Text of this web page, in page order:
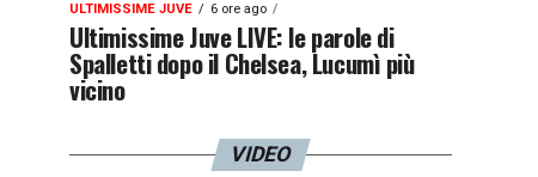
ULTIMISSIME JUVE 6 ore ago
Ultimissime Juve LIVE: le parole di
Spalletti dopo il Chelsea, Lucumì più
vicino
VIDEO